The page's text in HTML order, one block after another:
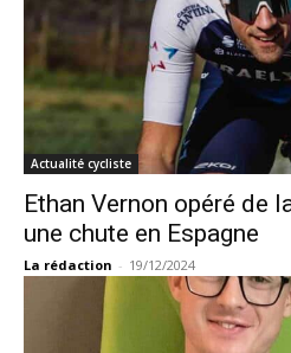
Actualité cycliste
Ethan Vernon opéré de
une chute en Espagne
La rédaction - 19/12/2024